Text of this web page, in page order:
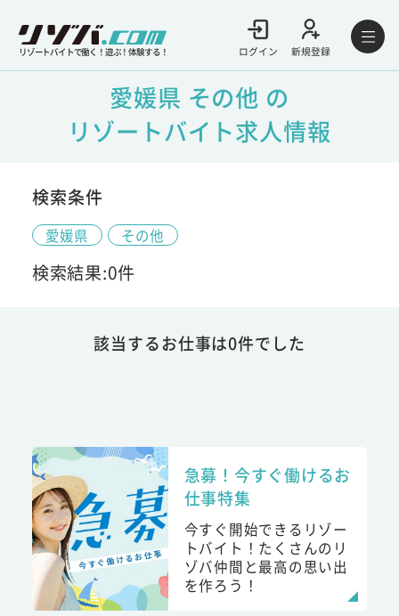
リゾートバイトで働く！遊ぶ！体験する！ ログイン 新規登録
愛媛県 その他 の
リゾートバイト求人情報
検索条件
愛媛県 その他
検索結果:0件
該当するお仕事は0件でした
急募！今すぐ働けるお
仕事特集
今すぐ開始できるリゾー
トバイト！たくさんのリ
ゾバ仲間と最高の思い出
を作ろう！